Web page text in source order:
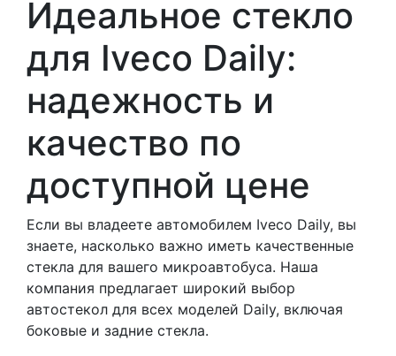
Идеальное стекло
для Iveco Daily:
надежность и
качество по
доступной цене
Если вы владеете автомобилем Iveco Daily, вы
знаете, насколько важно иметь качественные
стекла для вашего микроавтобуса. Наша
компания предлагает широкий выбор
автостекол для всех моделей Daily, включая
боковые и задние стекла.